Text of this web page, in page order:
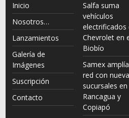
Inicio
Nosotros…
Lanzamientos
Galería de
Imágenes
Suscripción
Contacto
Salfa suma
vehículos
electrificados
Chevrolet en
Biobío
Samex
red con
sucursales en
Rancagua y
Copiapó